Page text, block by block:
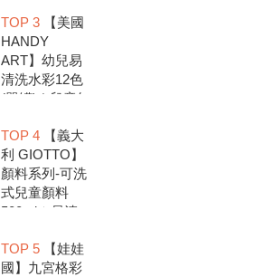
放心，彩繪DIY
超有趣
TOP 3【美國
HANDY
ART】幼兒易
清洗水彩12色
(單罐) * 兒童無
安全好放心，
彩繪DIY超有趣
TOP 4【義大
利 GIOTTO】
顏料系列-可洗
式兒童顏料
500ml＊易清
童美勞.親子部
落客推薦
TOP 5【娃娃
國】九宮格彩